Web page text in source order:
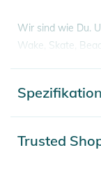
Wir sind wie Du.
Wake, Skate,
Spaß mit guten
Warehouse One
Spezifikation
Trusted